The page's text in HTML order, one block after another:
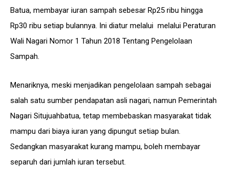
Batua, membayar iuran sampah sebesar Rp25 ribu hingga
Rp30 ribu setiap bulannya. Ini diatur melalui melalui Peraturan
Wali Nagari Nomor 1 Tahun 2018 Tentang Pengelolaan
Sampah.
Menariknya, meski menjadikan pengelolaan sampah sebagai
salah satu sumber pendapatan asli nagari, namun Pemerintah
Nagari Situjuahbatua, tetap membebaskan masyarakat tidak
mampu dari biaya iuran yang dipungut setiap bulan.
Sedangkan masyarakat kurang mampu, boleh membayar
separuh dari jumlah iuran tersebut.